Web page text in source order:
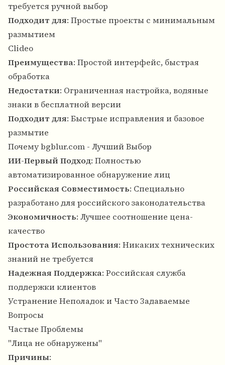
требуется ручной выбор
Подходит для: Простые проекты с минимальным
размытием
Clideo
Преимущества: Простой интерфейс, быстрая
обработка
Недостатки: Ограниченная настройка, водяные
знаки в бесплатной версии
Подходит для: Быстрые исправления и базовое
размытие
Почему bgblur.com - Лучший Выбор
ИИ-Первый Подход: Полностью
автоматизированное обнаружение лиц
Российская Совместимость: Специально
разработано для российского законодательства
Экономичность: Лучшее соотношение цена-
качество
Простота Использования: Никаких технических
знаний не требуется
Надежная Поддержка: Российская служба
поддержки клиентов
Устранение Неполадок и Часто Задаваемые
Вопросы
Частые Проблемы
"Лица не обнаружены"
Причины: